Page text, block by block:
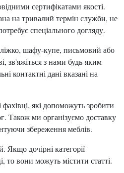
сертифікатами якості.
на тривалий термін служби, не
спеціального догляду.
шафу-купе, письмовий або
зв'яжіться з нами будь-яким
контактні дані вказані на
які допоможуть зробити
Також ми організуємо доставку
збереження меблів.
Якщо дочірні категорії
то вони можуть містити статті.